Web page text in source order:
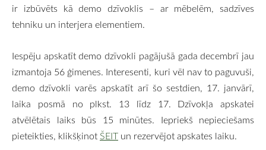
ir izbūvēts kā demo dzīvoklis – ar mēbelēm, sadzīves
tehniku un interjera elementiem.
Iespēju apskatīt demo dzīvokli pagājušā gada decembrī jau
izmantoja 56 ģimenes. Interesenti, kuri vēl nav to paguvuši,
demo dzīvokli varēs apskatīt arī šo sestdien, 17. janvārī,
laika posmā no plkst. 13 līdz 17. Dzīvokļa apskatei
atvēlētais laiks būs 15 minūtes. Iepriekš nepieciešams
pieteikties, klikšķinot ŠEIT un rezervējot apskates laiku.